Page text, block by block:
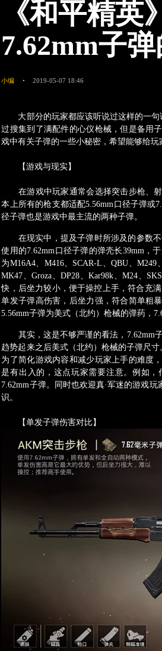
《和平精英
7.62mm子
小编 2019-05-07 18:46
大部分的玩家都应该听说过这样的一句
过搜集到了满配件的心仪枪械，但是备用
戏中有关子弹的一些小秘密，希望能够给玩
【游戏与现实】
在游戏中玩家通常会选择突击步枪、射
本上所有的枪支都适配5.56mm口径子弹或
径子弹也是游戏中最主流的两种子弹。
在现实中，提及子弹时所涉及的参数不
使用的7.62mm口径子弹的弹壳长39mm，
为M16A4、M416、SCAR-L、QBU、M249
MK47、Groza、DP28、Kar98k、M24、
快，后坐力较小，便于操控上手，符合充
单发子弹高伤害，后坐力强，符合简单粗
5.56mm子弹为美式（北约）枪械的弹药，
其实，这是不够严谨的看法，7.62mm子
趋势起来之后美式（北约）枪械的子弹尺
为了简化游戏内容和减少玩家上手的难度
是有出入的，这点玩家需要注意。例如，
7.62mm子弹。同时也欢迎真·军迷的游戏
识。
【单发子弹伤害对比】